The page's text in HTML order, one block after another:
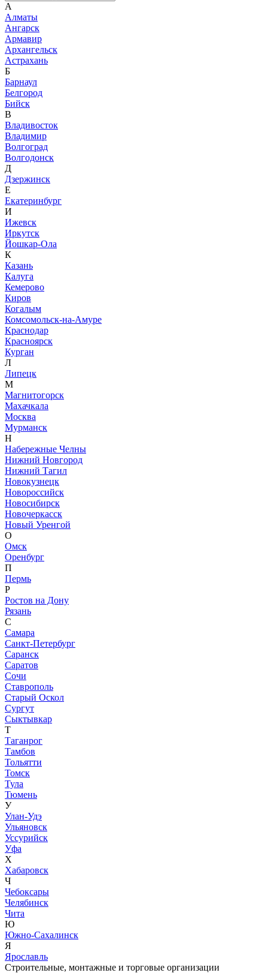
А
Алматы
Ангарск
Армавир
Архангельск
Астрахань
Б
Барнаул
Белгород
Бийск
В
Владивосток
Владимир
Волгоград
Волгодонск
Д
Дзержинск
Е
Екатеринбург
И
Ижевск
Иркутск
Йошкар-Ола
К
Казань
Калуга
Кемерово
Киров
Когалым
Комсомольск-на-Амуре
Краснодар
Красноярск
Курган
Л
Липецк
М
Магнитогорск
Махачкала
Москва
Мурманск
Н
Набережные Челны
Нижний Новгород
Нижний Тагил
Новокузнецк
Новороссийск
Новосибирск
Новочеркасск
Новый Уренгой
О
Омск
Оренбург
П
Пермь
Р
Ростов на Дону
Рязань
С
Самара
Санкт-Петербург
Саранск
Саратов
Сочи
Ставрополь
Старый Оскол
Сургут
Сыктывкар
Т
Таганрог
Тамбов
Тольятти
Томск
Тула
Тюмень
У
Улан-Удэ
Ульяновск
Уссурийск
Уфа
Х
Хабаровск
Ч
Чебоксары
Челябинск
Чита
Ю
Южно-Сахалинск
Я
Ярославль
Строительные, монтажные и торговые организации